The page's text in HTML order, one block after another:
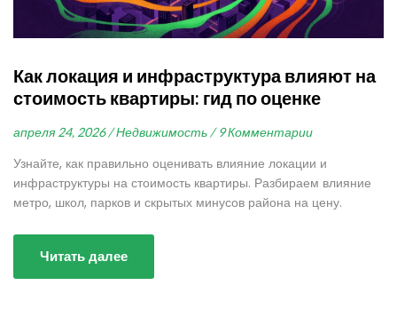
Как локация и инфраструктура влияют на
стоимость квартиры: гид по оценке
апреля 24, 2026 / Недвижимость / 9 Комментарии
Узнайте, как правильно оценивать влияние локации и
инфраструктуры на стоимость квартиры. Разбираем влияние
метро, школ, парков и скрытых минусов района на цену.
Читать далее